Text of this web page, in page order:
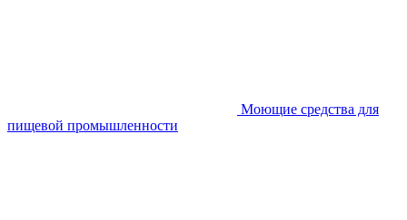
Моющие средства для
пищевой промышленности